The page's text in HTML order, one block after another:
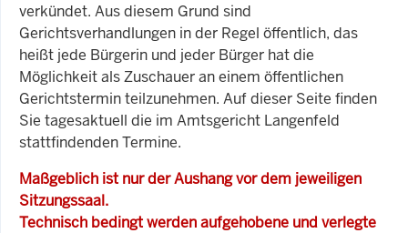
verkündet. Aus diesem Grund sind
Gerichtsverhandlungen in der Regel öffentlich, das
heißt jede Bürgerin und jeder Bürger hat die
Möglichkeit als Zuschauer an einem öffentlichen
Gerichtstermin teilzunehmen. Auf dieser Seite finden
Sie tagesaktuell die im Amtsgericht Langenfeld
stattfindenden Termine.
Maßgeblich ist nur der Aushang vor dem jeweiligen
Sitzungssaal.
Technisch bedingt werden aufgehobene und verlegte